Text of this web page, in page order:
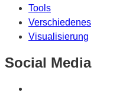
Tools
Verschiedenes
Visualisierung
Social Media